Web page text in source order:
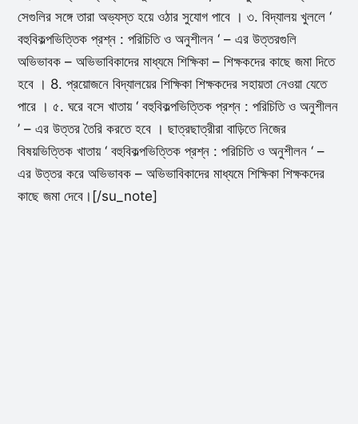
সেগুলির সঙ্গে তারা অভ্যস্ত হয়ে ওঠার সুযোগ পাবে । ৩. বিদ্যালয় খুললে ‘
বহুবিকল্পভিত্তিক প্রশ্ন : পরিচিতি ও অনুশীলন ‘ – এর উত্তরগুলি
অভিভাবক – অভিভাবিকাদের মাধ্যমে শিক্ষিকা – শিক্ষকদের কাছে জমা দিতে
হবে । 8. প্রয়োজনে বিদ্যালয়ের শিক্ষিকা শিক্ষকদের সহায়তা নেওয়া যেতে
পারে । ৫. ঘরে বসে খাতায় ‘ বহুবিকল্পভিত্তিক প্রশ্ন : পরিচিতি ও অনুশীলন
’ – এর উত্তর তৈরি করতে হবে । ছাত্রছাত্রীরা বাড়িতে নিজের
বিষয়ভিত্তিক খাতায় ‘ বহুবিকল্পভিত্তিক প্রশ্ন : পরিচিতি ও অনুশীলন ‘ –
এর উত্তর করে অভিভাবক – অভিভাবিকাদের মাধ্যমে শিক্ষিকা শিক্ষকদের
কাছে জমা দেবে।[/su_note]